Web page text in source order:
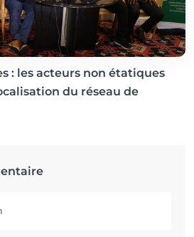
: les acteurs non étatiques
du réseau de